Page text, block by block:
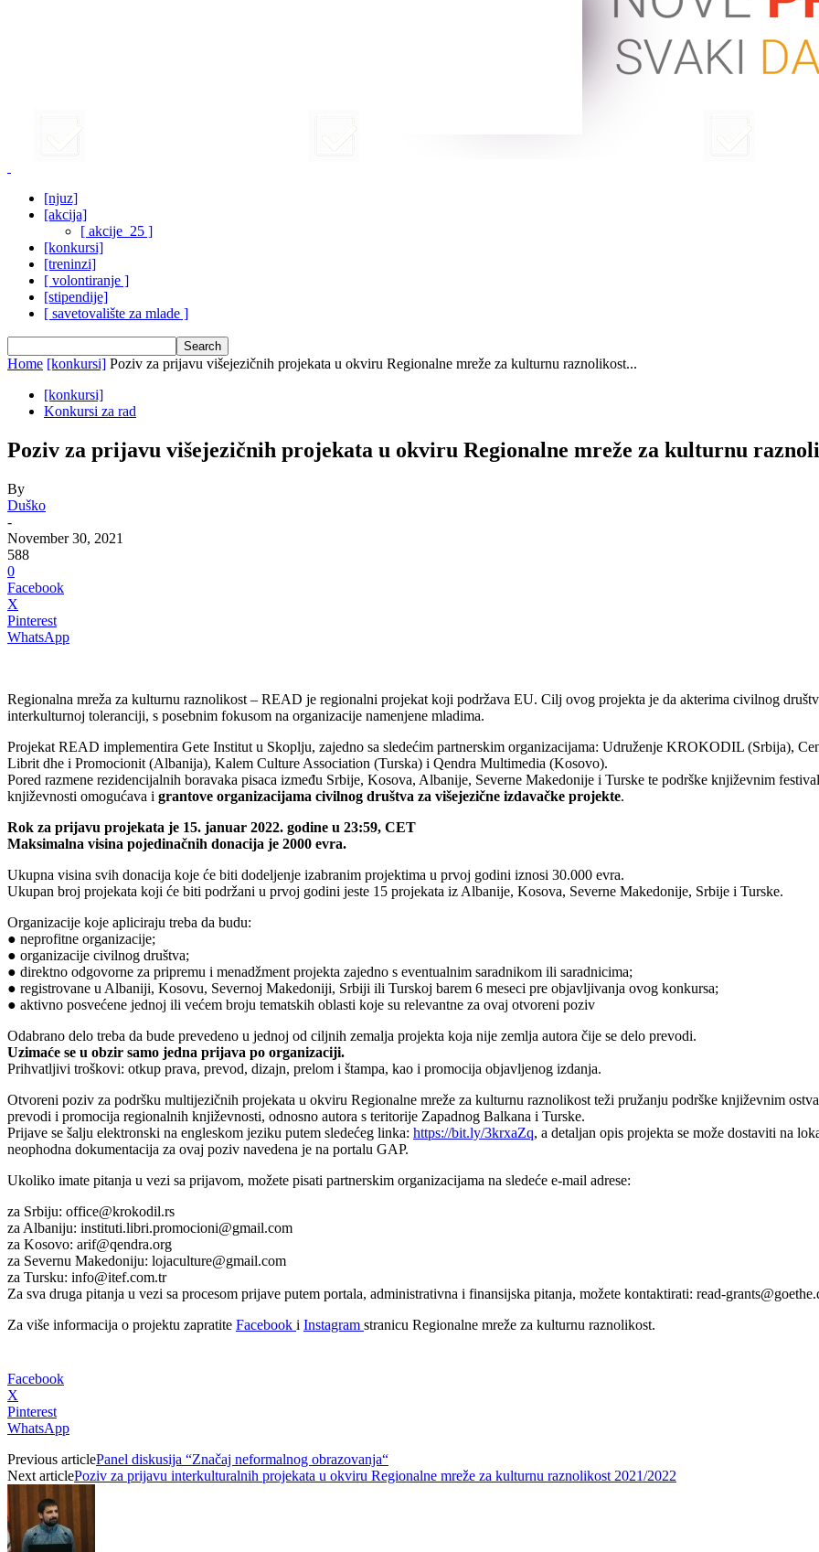
[njuz]
[akcija]
[ akcije_25 ]
[konkursi]
[treninzi]
[ volontiranje ]
[stipendije]
[ savetovalište za mlade ]
Home [konkursi] Poziv za prijavu višejezičnih projekata u okviru Regionalne mreže za kulturnu raznolikost...
[konkursi]
Konkursi za rad
Poziv za prijavu višejezičnih projekata u okviru Regionalne mreže za kulturnu
By
Duško
-
November 30, 2021
588
0
Facebook
X
Pinterest
WhatsApp
Regionalna mreža za kulturnu raznolikost – READ je regionalni projekat koji podržava EU. Cilj ovog projekta je da akterima civilnog
interkulturnoj toleranciji, s posebnim fokusom na organizacije namenjene mladima.
Projekat READ implementira Gete Institut u Skoplju, zajedno sa sledećim partnerskim organizacijama: Udruženje KROKODIL (Srbija),
Librit dhe i Promocionit (Albanija), Kalem Culture Association (Turska) i Qendra Multimedia (Kosovo).
Pored razmene rezidencijalnih boravaka pisaca između Srbije, Kosova, Albanije, Severne Makedonije i Turske te podrške književnim
književnosti omogućava i grantove organizacijama civilnog društva za višejezične izdavačke projekte.
Rok za prijavu projekata je 15. januar 2022. godine u 23:59, CET
Maksimalna visina pojedinačnih donacija je 2000 evra.
Ukupna visina svih donacija koje će biti dodeljenje izabranim projektima u prvoj godini iznosi 30.000 evra.
Ukupan broj projekata koji će biti podržani u prvoj godini jeste 15 projekata iz Albanije, Kosova, Severne Makedonije, Srbije i Turske.
Organizacije koje apliciraju treba da budu:
● neprofitne organizacije;
● organizacije civilnog društva;
● direktno odgovorne za pripremu i menadžment projekta zajedno s eventualnim saradnikom ili saradnicima;
● registrovane u Albaniji, Kosovu, Severnoj Makedoniji, Srbiji ili Turskoj barem 6 meseci pre objavljivanja ovog konkursa;
● aktivno posvećene jednoj ili većem broju tematskih oblasti koje su relevantne za ovaj otvoreni poziv
Odabrano delo treba da bude prevedeno u jednoj od ciljnih zemalja projekta koja nije zemlja autora čije se delo prevodi.
Uzimaće se u obzir samo jedna prijava po organizaciji.
Prihvatljivi troškovi: otkup prava, prevod, dizajn, prelom i štampa, kao i promocija objavljenog izdanja.
Otvoreni poziv za podršku multijezičnih projekata u okviru Regionalne mreže za kulturnu raznolikost teži pružanju podrške književnim
prevodi i promocija regionalnih književnosti, odnosno autora s teritorije Zapadnog Balkana i Turske.
Prijave se šalju elektronski na engleskom jeziku putem sledećeg linka: https://bit.ly/3krxaZq, a detaljan opis projekta se može dostaviti na
neophodna dokumentacija za ovaj poziv navedena je na portalu GAP.
Ukoliko imate pitanja u vezi sa prijavom, možete pisati partnerskim organizacijama na sledeće e-mail adrese:
za Srbiju: office@krokodil.rs
za Albaniju: instituti.libri.promocioni@gmail.com
za Kosovo: arif@qendra.org
za Severnu Makedoniju: lojaculture@gmail.com
za Tursku: info@itef.com.tr
Za sva druga pitanja u vezi sa procesom prijave putem portala, administrativna i finansijska pitanja, možete kontaktirati: read-
Za više informacija o projektu zapratite Facebook i Instagram stranicu Regionalne mreže za kulturnu raznolikost.
Facebook
X
Pinterest
WhatsApp
Previous articlePanel diskusija “Značaj neformalnog obrazovanja“
Next articlePoziv za prijavu interkulturalnih projekata u okviru Regionalne mreže za kulturnu raznolikost 2021/2022